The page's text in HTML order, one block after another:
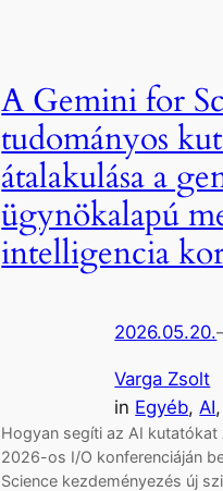
A Gemini for
tudományos
átalakulása a
ügynökalapú
intelligencia
2026.05.20.
Varga Zsolt
in Egyéb, AI,
Hogyan segíti az AI
2026-os I/O konferenciáján
Science kezdeményezés új